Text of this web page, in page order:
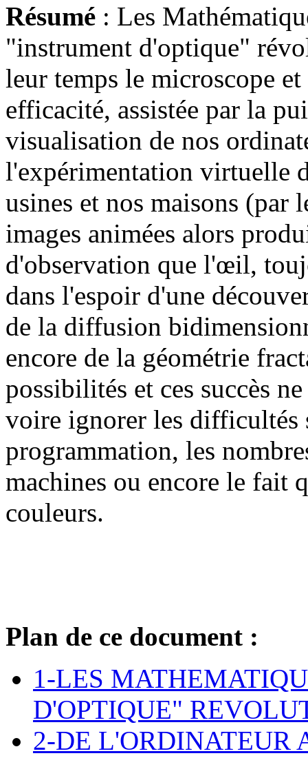
Résumé : Les
"instrument d'optique"
leur temps le microscope
efficacité, assistée par la
visualisation de nos
l'expérimentation virtuelle
usines et nos maisons (par
images animées alors
d'observation que l'œil,
dans l'espoir d'une
de la diffusion
encore de la géométrie
possibilités et ces succès
voire ignorer les difficultés
programmation, les
machines ou encore le fait
couleurs.
Plan de ce document :
1-LES
D'OPTIQUE"
2-DE L'ORDINATEUR